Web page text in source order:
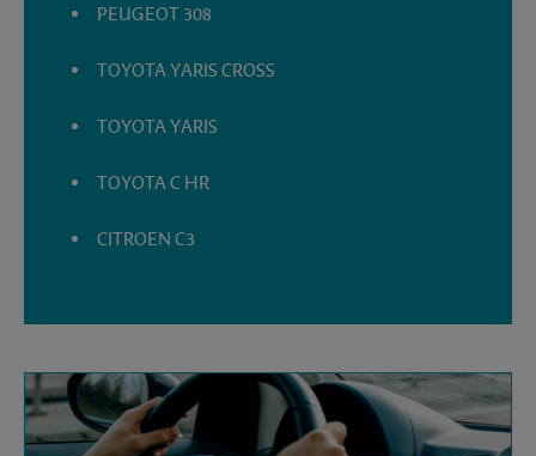
PEUGEOT 308
TOYOTA YARIS CROSS
TOYOTA YARIS
TOYOTA C HR
CITROEN C3